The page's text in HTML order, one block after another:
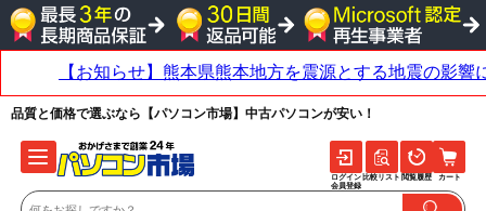
品質と価格で選ぶなら【パソコン市場】中古パソコンが安い！
ログイン
会員登録
比較リスト 閲覧履歴 カート